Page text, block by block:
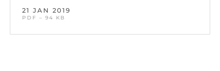
21 JAN 2019
PDF – 94 KB